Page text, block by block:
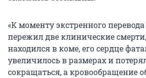
«К моменту экстренного
пережил две клинические
находился в коме, его сердце
увеличилось в размерах и
сокращаться, а кровообращение